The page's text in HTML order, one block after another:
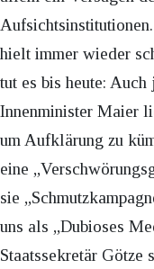
hielt immer wieder
tut es bis heute:
Innenminister Maier
um Aufklärung zu
eine
sie
uns als „Dubioses
Staatssekretär Götze